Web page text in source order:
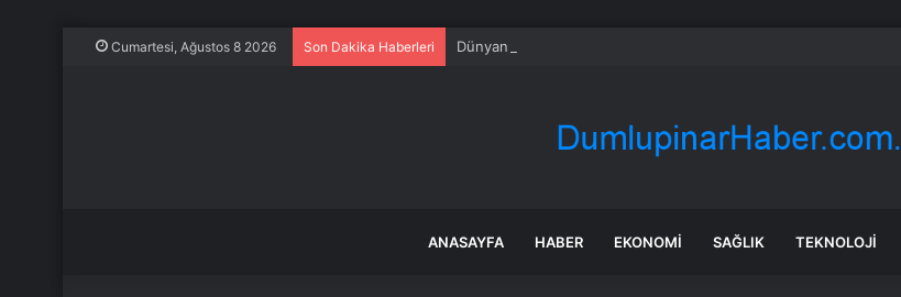
Cumartesi, Ağustos 8 2026 Son Dakika Haberleri Dünyanın en uzun aktarmasız uçuşunda tarihi rekor: 24 saatten
ANASAYFA HABER EKONOMI SAĞLIK TEKNOLOJI